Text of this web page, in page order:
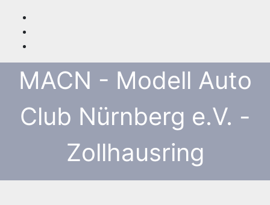
Inhalt
springen
MACN - Modell Auto
Club Nürnberg e.V. -
Zollhausring